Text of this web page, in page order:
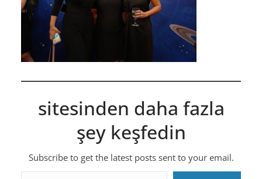
sitesinden daha fazla
şey keşfedin
Subscribe to get the latest posts sent to your email.
E-postanızı yazın…